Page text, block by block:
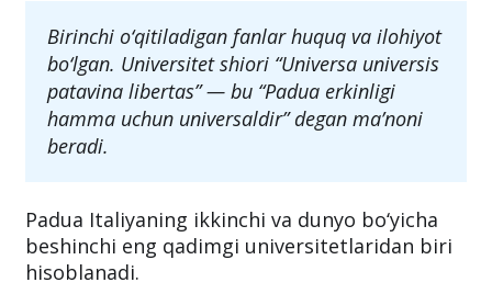
Birinchi o‘qitiladigan fanlar huquq va ilohiyot
bo‘lgan. Universitet shiori “Universa universis
patavina libertas” — bu “Padua erkinligi
hamma uchun universaldir” degan ma’noni
beradi.
Padua Italiyaning ikkinchi va dunyo bo‘yicha
beshinchi eng qadimgi universitetlaridan biri
hisoblanadi.